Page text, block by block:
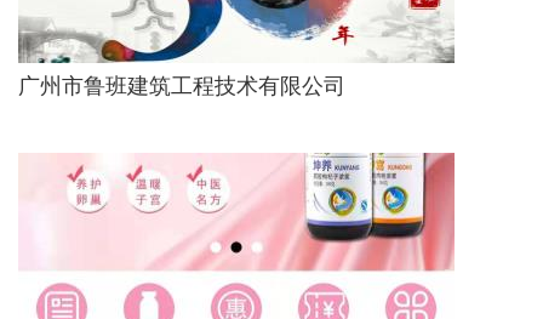
广州市鲁班建筑工程技术有限公司